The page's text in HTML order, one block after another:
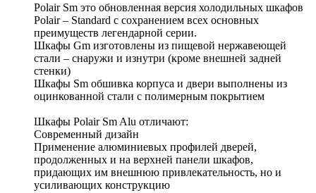
Polair Sm это обновленная версия холодильных шкафов
Polair – Standard с сохранением всех основных
преимуществ легендарной серии.
Шкафы Gm изготовлены из пищевой нержавеющей
стали – снаружи и изнутри (кроме внешней задней
стенки)
Шкафы Sm обшивка корпуса и двери выполнены из
оцинкованной стали с полимерным покрытием
Шкафы Polair Sm Alu отличают:
Современный дизайн
Применение алюминиевых профилей дверей,
продолженных и на верхней панели шкафов,
придающих им внешнюю привлекательность, но и
усиливающих конструкцию